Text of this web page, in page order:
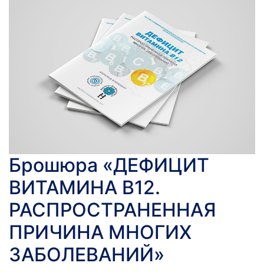
Брошюра «ДЕФИЦИТ
ВИТАМИНА В12.
РАСПРОСТРАНЕННАЯ
ПРИЧИНА МНОГИХ
ЗАБОЛЕВАНИЙ»